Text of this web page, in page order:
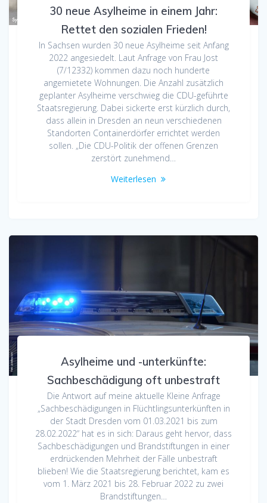
30 neue Asylheime in einem Jahr:
Rettet den sozialen Frieden!
In Sachsen wurden 30 neue Asylheime seit Anfang
2022 angesiedelt. Laut Anfrage von Frau Jost
(7/12332) kommen dazu noch hunderte
angemietete Wohnungen. Die Anzahl zusätzlich
geplanter Asylheime verschwieg die CDU-geführte
Staatsregierung. Dabei sickerte erst kürzlich durch,
dass allein in Dresden an neun verschiedenen
Standorten Containerdörfer errichtet werden
sollen. „Die CDU-Politik der offenen Grenzen
zerstört zunehmend…
Weiterlesen
Asylheime und -unterkünfte:
Sachbeschädigung oft unbestraft
Die Antwort auf meine aktuelle Kleine Anfrage
„Sachbeschädigungen in Flüchtlingsunterkünften in
der Stadt Dresden vom 01.03.2021 bis zum
28.02.2022“ hat es in sich: Daraus geht hervor, dass
Sachbeschädigungen und Brandstiftungen in einer
erdrückenden Mehrheit der Fälle unbestraft
blieben! Wie die Staatsregierung berichtet, kam es
vom 1. März 2021 bis 28. Februar 2022 zu zwei
Brandstiftungen…